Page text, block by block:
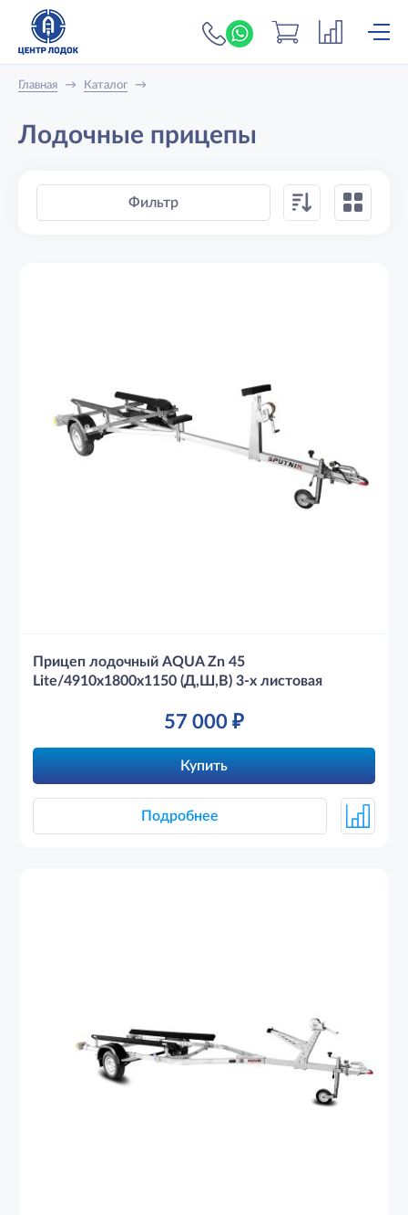
+7 (919) 698-56-
Главная → Каталог →
Лодочные прицепы
Фильтр
Прицеп лодочный AQUA Zn 45
Lite/4910х1800х1150 (Д,Ш,В) 3-х листовая
57 000 ₽
Купить
Подробнее